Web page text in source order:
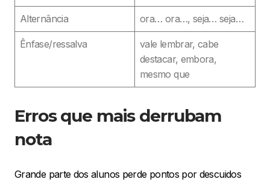
Alternância ora… ora…, seja… seja…
Ênfase/ressalva
vale lembrar, cabe
destacar, embora,
mesmo que
Erros que mais derrubam
nota
Grande parte dos alunos perde pontos por descuidos